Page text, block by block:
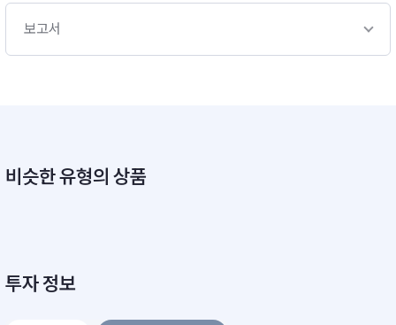
보고서
비슷한 유형의 상품
투자 정보